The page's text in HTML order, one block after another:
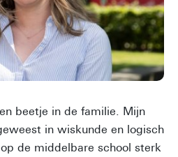
beetje in de familie. Mijn
in wiskunde en logisch
de middelbare school sterk